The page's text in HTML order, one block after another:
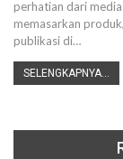
perhatian dari
memasarkan
publikasi di…
SELENGKAPNYA...